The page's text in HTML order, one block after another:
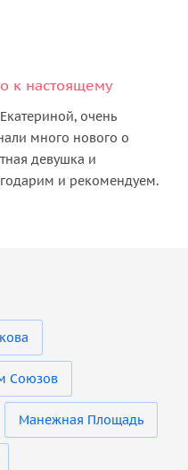
к настоящему
очень
много нового о
девушка и
и рекомендуем.
Союзов
Манежная Площадь